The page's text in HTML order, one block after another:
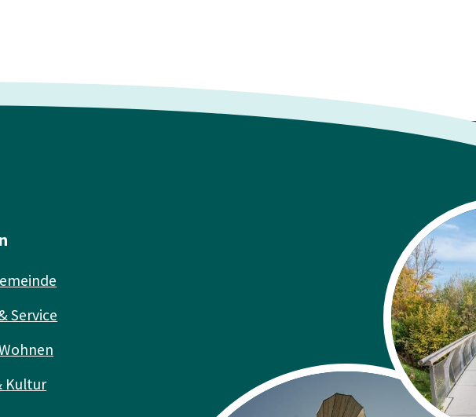
Service
Kultur